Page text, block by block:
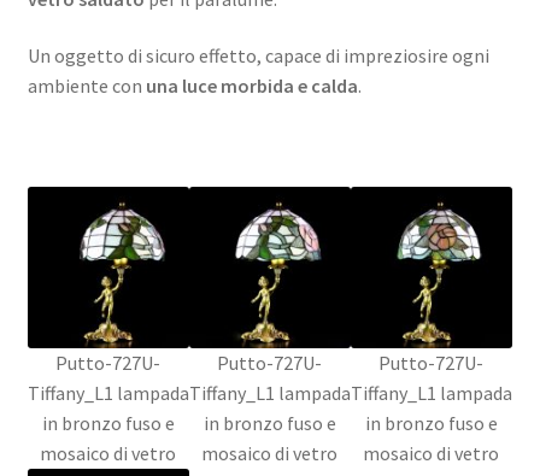
Un oggetto di sicuro effetto, capace di impreziosire ogni
ambiente con una luce morbida e calda.
Putto-727U-
Tiffany_L1 lampada
in bronzo fuso e
mosaico di vetro
Putto-727U-
Tiffany_L1 lampada
in bronzo fuso e
mosaico di vetro
Putto-727U-
Tiffany_L1 lampada
in bronzo fuso e
mosaico di vetro